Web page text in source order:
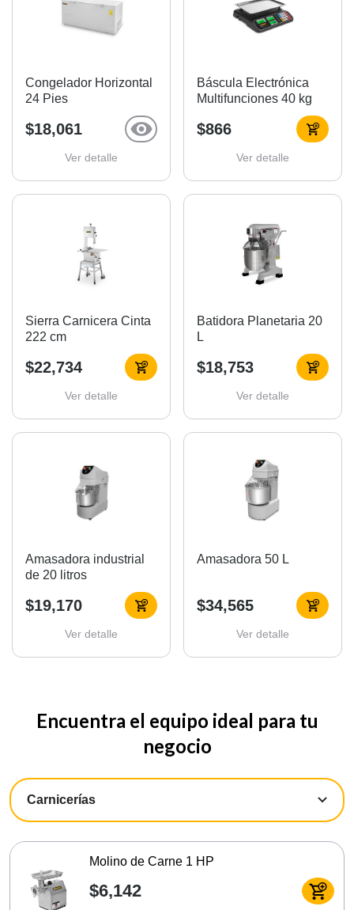
Congelador Horizontal
24 Pies
$18,061
Ver detalle
Báscula Electrónica
Multifunciones 40 kg
$866
Ver detalle
Sierra Carnicera Cinta
222 cm
$22,734
Ver detalle
Batidora Planetaria 20
L
$18,753
Ver detalle
Amasadora industrial
de 20 litros
$19,170
Ver detalle
Amasadora 50 L
$34,565
Ver detalle
Encuentra el equipo ideal para tu
negocio
Molino de Carne 1 HP
$6,142